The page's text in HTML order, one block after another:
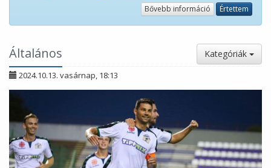
Bővebb információ Értettem
Általános Kategóriák
2024.10.13. vasárnap, 18:13